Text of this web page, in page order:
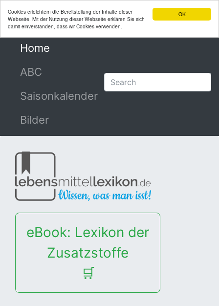
OK
Cookies erleichtern die Bereitstellung der Inhalte dieser
Webseite. Mit der Nutzung dieser Webseite erklären Sie sich
damit einverstanden, dass wir Cookies verwenden.
Home
ABC
Saisonkalender
Bilder
eBook: Lexikon der
Zusatzstoffe
🛒